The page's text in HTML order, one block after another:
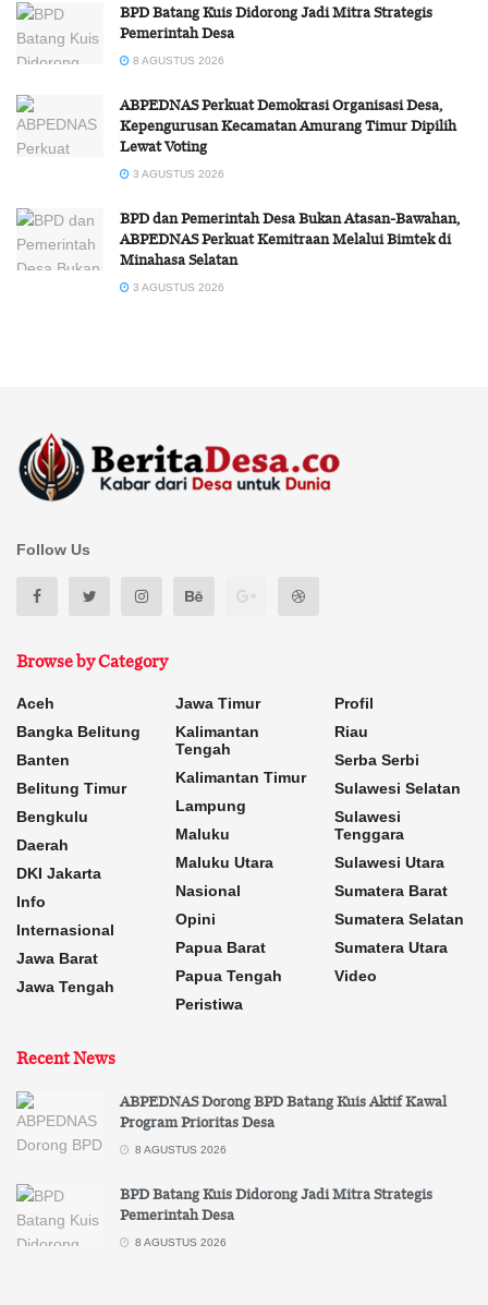
BPD Batang Kuis Didorong Jadi Mitra Strategis
Pemerintah Desa
8 AGUSTUS 2026
ABPEDNAS Perkuat Demokrasi Organisasi Desa,
Kepengurusan Kecamatan Amurang Timur Dipilih
Lewat Voting
3 AGUSTUS 2026
BPD dan Pemerintah Desa Bukan Atasan-Bawahan,
ABPEDNAS Perkuat Kemitraan Melalui Bimtek di
Minahasa Selatan
3 AGUSTUS 2026
Follow Us
Browse by Category
Aceh
Bangka Belitung
Banten
Belitung Timur
Bengkulu
Daerah
DKI Jakarta
Info
Internasional
Jawa Barat
Jawa Tengah
Jawa Timur
Kalimantan
Tengah
Kalimantan Timur
Lampung
Maluku
Maluku Utara
Nasional
Opini
Papua Barat
Papua Tengah
Peristiwa
Profil
Riau
Serba Serbi
Sulawesi Selatan
Sulawesi
Tenggara
Sulawesi Utara
Sumatera Barat
Sumatera Selatan
Sumatera Utara
Video
Recent News
ABPEDNAS Dorong BPD Batang Kuis Aktif Kawal
Program Prioritas Desa
8 AGUSTUS 2026
BPD Batang Kuis Didorong Jadi Mitra Strategis
Pemerintah Desa
8 AGUSTUS 2026